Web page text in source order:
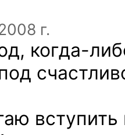
г.
когда-